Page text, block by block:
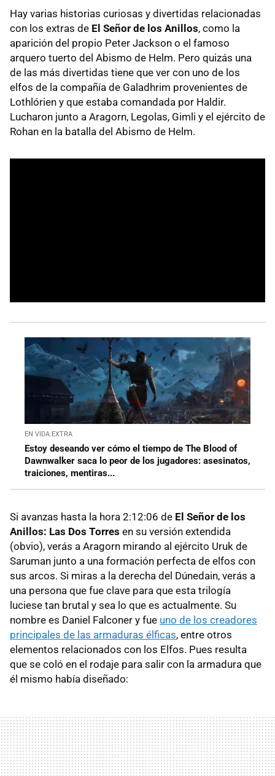
Hay varias historias curiosas y divertidas relacionadas
con los extras de El Señor de los Anillos, como la
aparición del propio Peter Jackson o el famoso
arquero tuerto del Abismo de Helm. Pero quizás una
de las más divertidas tiene que ver con uno de los
elfos de la compañía de Galadhrim provenientes de
Lothlórien y que estaba comandada por Haldir.
Lucharon junto a Aragorn, Legolas, Gimli y el ejército de
Rohan en la batalla del Abismo de Helm.
EN VIDA EXTRA
Estoy deseando ver cómo el tiempo de The Blood of
Dawnwalker saca lo peor de los jugadores: asesinatos,
traiciones, mentiras...
Si avanzas hasta la hora 2:12:06 de El Señor de los
Anillos: Las Dos Torres en su versión extendida
(obvio), verás a Aragorn mirando al ejército Uruk de
Saruman junto a una formación perfecta de elfos con
sus arcos. Si miras a la derecha del Dúnedain, verás a
una persona que fue clave para que esta trilogía
luciese tan brutal y sea lo que es actualmente. Su
nombre es Daniel Falconer y fue uno de los creadores
principales de las armaduras élficas, entre otros
elementos relacionados con los Elfos. Pues resulta
que se coló en el rodaje para salir con la armadura que
él mismo había diseñado: